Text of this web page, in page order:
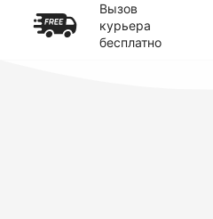
Вызов
курьера
бесплатно